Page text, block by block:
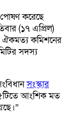
পোষণ করেছে
(১৭ এপ্রিল)
ঐকমত্য কমিশনের
সদস্য
সংস্কার
আংশিক মত